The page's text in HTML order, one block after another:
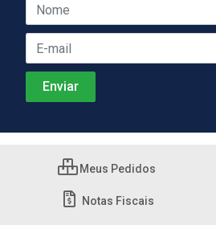
Meus Pedidos
Notas Fiscais